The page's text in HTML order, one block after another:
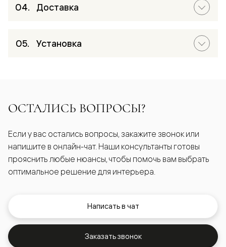
Доставка
Установка
ОСТАЛИСЬ ВОПРОСЫ?
Если у вас остались вопросы, закажите звонок или
напишите в онлайн-чат. Наши консультанты готовы
прояснить любые нюансы, чтобы помочь вам выбрать
оптимальное решение для интерьера.
Написать в чат
Заказать звонок